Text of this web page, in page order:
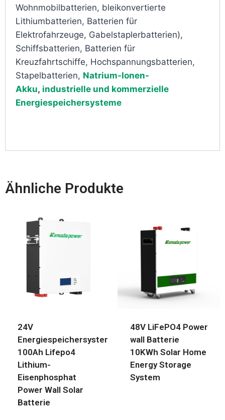
Wohnmobilbatterien, bleikonvertierte
Lithiumbatterien, Batterien für
Elektrofahrzeuge, Gabelstaplerbatterien),
Schiffsbatterien, Batterien für
Kreuzfahrtschiffe, Hochspannungsbatterien,
Stapelbatterien, Natrium-Ionen-
Akku, industrielle und kommerzielle
Energiespeichersysteme
Ähnliche Produkte
24V
Energiespeichersystem
100Ah Lifepo4
Lithium-
Eisenphosphat
Power Wall Solar
Batterie
48V LiFePO4 Power
wall Batterie
10KWh Solar Home
Energy Storage
System